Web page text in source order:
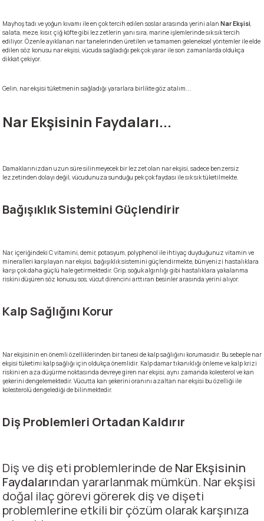
Mayhoş tadı ve yoğun kıvamı ile en çok tercih edilen soslar arasında yerini alan Nar Ekşisi,
salata, meze, kısır, çiğ köfte gibi lezzetlerin yanı sıra, marine işlemlerinde sık sık tercih
ediliyor. Özenle ayıklanan nar tanelerinden üretilen ve tamamen geleneksel yöntemler ile elde
edilen söz konusu nar ekşisi, vücuda sağladığı pek çok yarar ile son zamanlarda oldukça
dikkat çekiyor.
Gelin, nar ekşisi tüketmenin sağladığı yararlara birlikte göz atalım...
Nar Ekşisinin Faydaları...
Damaklarınızdan uzun süre silinmeyecek bir lezzet olan nar ekşisi, sadece benzersiz
lezzetinden dolayı değil, vücudunuza sunduğu pek çok faydası ile sık sık tüketilmekte.
Bağışıklık Sistemini Güçlendirir
Nar, içeriğindeki C vitamini, demir, potasyum, polyphenol ile ihtiyaç duyduğunuz vitamin ve
mineralleri karşılayan nar ekşisi, bağışıklık sistemini güçlendirmekte, bünyenizi hastalıklara
karşı çok daha güçlü hale getirmektedir. Grip, soğuk algınlığı gibi hastalıklara yakalanma
riskini düşüren söz konusu sos, vücut direncini arttıran besinler arasında yerini alıyor.
Kalp Sağlığını Korur
Nar ekşisinin en önemli özelliklerinden bir tanesi de kalp sağlığını korumasıdır. Bu sebeple nar
ekşisi tüketimi kalp sağlığı için oldukça önemlidir. Kalp damar tıkanıklığı önleme ve kalp krizi
riskini en aza düşürme noktasında devreye giren nar ekşisi, aynı zamanda kolesterol ve kan
şekerini dengelemektedir. Vücutta kan şekerini oranını azaltan nar ekşisi bu özelliği ile
kolesterolü dengelediği de bilinmektedir.
Diş Problemleri Ortadan Kaldırır
Diş ve diş eti problemlerinde de Nar Ekşisinin
Faydalarından yararlanmak mümkün. Nar ekşisi
doğal ilaç görevi görerek diş ve dişeti
problemlerine etkili bir çözüm olarak karşınıza